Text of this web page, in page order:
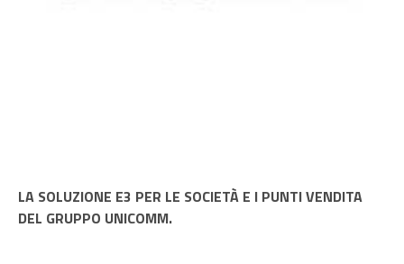
LA SOLUZIONE E3 PER LE SOCIETÀ E I PUNTI VENDITA
DEL GRUPPO UNICOMM.